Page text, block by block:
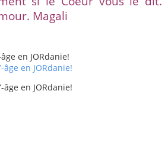
Magali